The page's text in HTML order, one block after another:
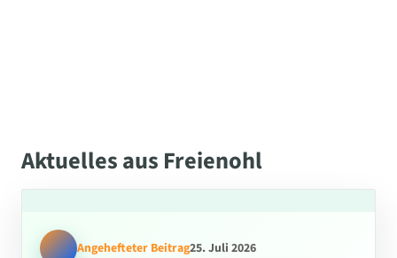
Aktuelles aus Freienohl
Angehefteter Beitrag25. Juli 2026